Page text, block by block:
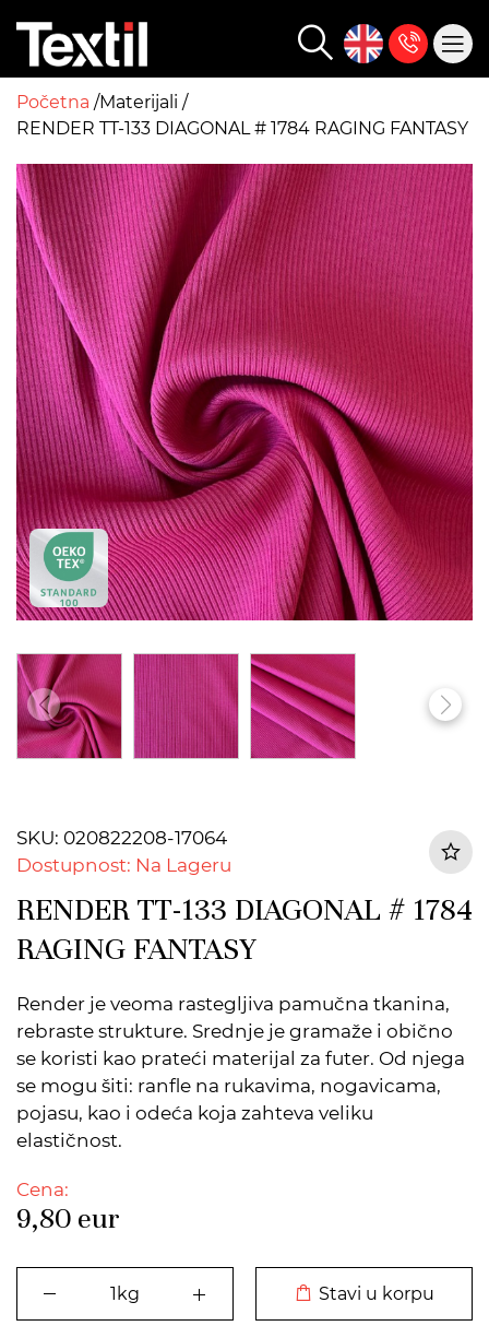
Početna Materijali
RENDER TT-133 DIAGONAL # 1784 RAGING FANTASY
SKU: 020822208-17064
Dostupnost: Na Lageru
RENDER TT-133 DIAGONAL # 1784
RAGING FANTASY
Render je veoma rastegljiva pamučna tkanina,
rebraste strukture. Srednje je gramaže i obično
se koristi kao prateći materijal za futer. Od njega
se mogu šiti: ranfle na rukavima, nogavicama,
pojasu, kao i odeća koja zahteva veliku
elastičnost.
Cena:
9,80 eur
Stavi u korpu